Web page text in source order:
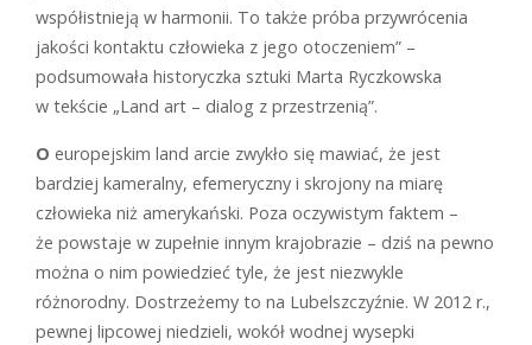
współistnieją w harmonii. To także próba przywrócenia
jakości kontaktu człowieka z jego otoczeniem” –
podsumowała historyczka sztuki Marta Ryczkowska
w tekście „Land art – dialog z przestrzenią”.
O europejskim land arcie zwykło się mawiać, że jest
bardziej kameralny, efemeryczny i skrojony na miarę
człowieka niż amerykański. Poza oczywistym faktem –
że powstaje w zupełnie innym krajobrazie – dziś na pewno
można o nim powiedzieć tyle, że jest niezwykle
różnorodny. Dostrzeżemy to na Lubelszczyźnie. W 2012 r.,
pewnej lipcowej niedzieli, wokół wodnej wysepki